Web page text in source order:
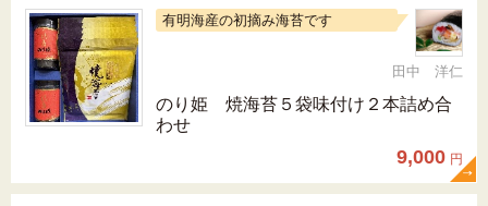
有明海産の初摘み海苔です
田中 洋仁
のり姫 焼海苔５袋味付け２本詰め合
わせ
9,000 円